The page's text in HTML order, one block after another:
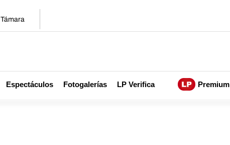
Espectáculos Fotogalerías LP Verifica Premium